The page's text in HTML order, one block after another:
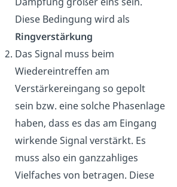
Diese Bedingung wird als
Ringverstärkung
Das Signal muss beim
Wiedereintreffen am
Verstärkereingang so gepolt
sein bzw. eine solche Phasenlage
haben, dass es das am Eingang
wirkende Signal verstärkt. Es
muss also ein ganzzahliges
Vielfaches von betragen. Diese